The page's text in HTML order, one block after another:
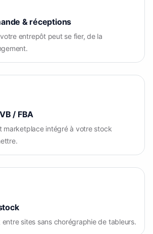
& réceptions
entrepôt peut se fier, de la
/ FBA
marketplace intégré à votre stock
sites sans chorégraphie de tableurs.